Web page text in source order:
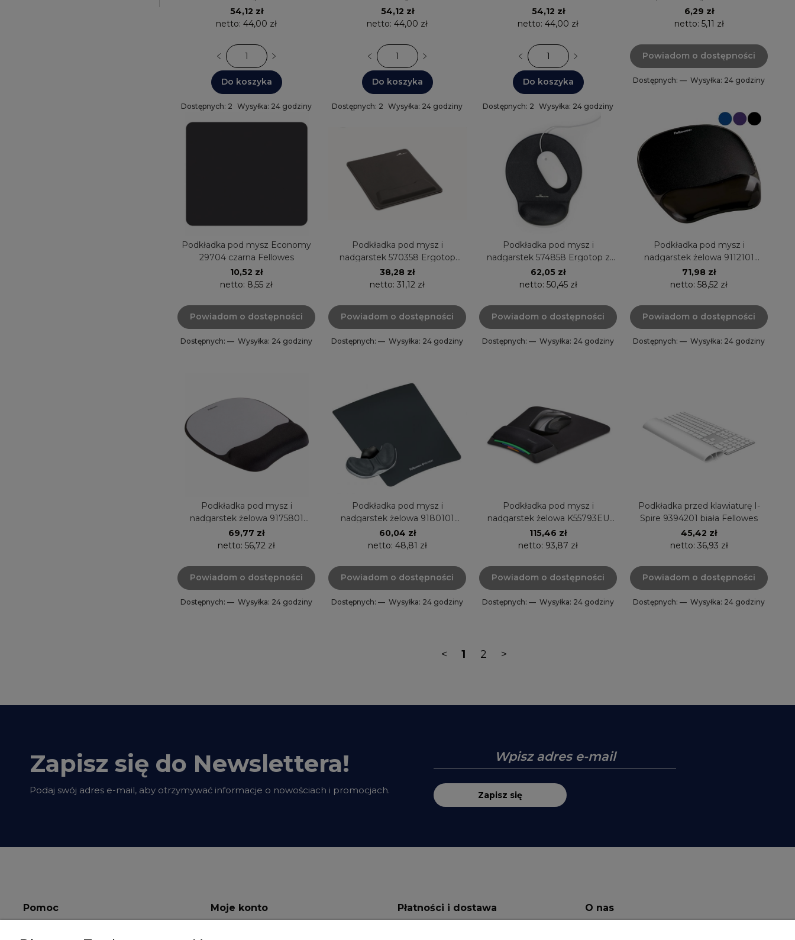
Fellowes
54,12 zł
netto: 44,00 zł
Do koszyka
Dostępnych: 2 Wysyłka: 24 godziny
Fellowes
54,12 zł
netto: 44,00 zł
Do koszyka
Dostępnych: 2 Wysyłka: 24 godziny
54,12 zł
netto: 44,00 zł
Do koszyka
Dostępnych: 2 Wysyłka: 24 godziny
6,29 zł
netto: 5,11 zł
Powiadom o dostępności
Dostępnych: — Wysyłka: 24 godziny
Podkładka pod mysz Economy
29704 czarna Fellowes
10,52 zł
netto: 8,55 zł
Powiadom o dostępności
Dostępnych: — Wysyłka: 24 godziny
Podkładka pod mysz i
nadgarstek 570358 Ergotop
antracyt DURABLE
38,28 zł
netto: 31,12 zł
Powiadom o dostępności
Dostępnych: — Wysyłka: 24 godziny
Podkładka pod mysz i
nadgarstek 574858 Ergotop z
żelem antracyt DURABLE
62,05 zł
netto: 50,45 zł
Powiadom o dostępności
Dostępnych: — Wysyłka: 24 godziny
Podkładka pod mysz i
nadgarstek żelowa 9112101
Crystal czarna Fellowes
71,98 zł
netto: 58,52 zł
Powiadom o dostępności
Dostępnych: — Wysyłka: 24 godziny
Podkładka pod mysz i
nadgarstek żelowa 9175801
Memory Foam plasma Fellowes
69,77 zł
netto: 56,72 zł
Powiadom o dostępności
Dostępnych: — Wysyłka: 24 godziny
Podkładka pod mysz i
nadgarstek żelowa 9180101
Fabric Palm grafit Fellowes
60,04 zł
netto: 48,81 zł
Powiadom o dostępności
Dostępnych: — Wysyłka: 24 godziny
Podkładka pod mysz i
nadgarstek żelowa K55793EU
SmartFit Kensington
115,46 zł
netto: 93,87 zł
Powiadom o dostępności
Dostępnych: — Wysyłka: 24 godziny
Podkładka przed klawiaturę I-
Spire 9394201 biała Fellowes
45,42 zł
netto: 36,93 zł
Powiadom o dostępności
Dostępnych: — Wysyłka: 24 godziny
< 1 2 >
Zapisz się do Newslettera!
Podaj swój adres e-mail, aby otrzymywać informacje o nowościach i promocjach. Zapisz się
Pomoc Moje konto Płatności i dostawa O nas